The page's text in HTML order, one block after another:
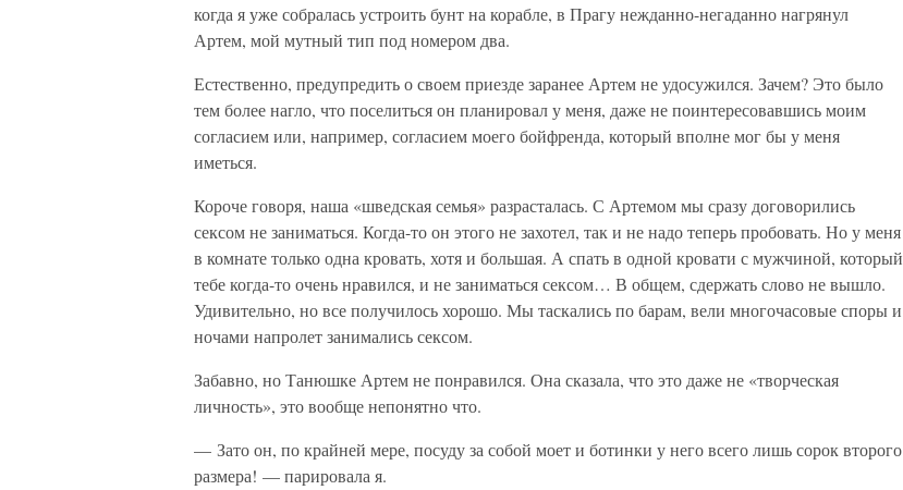
когда я уже собралась устроить бунт на корабле, в Прагу нежданно-негаданно нагрянул
Артем, мой мутный тип под номером два.
Естественно, предупредить о своем приезде заранее Артем не удосужился. Зачем? Это было
тем более нагло, что поселиться он планировал у меня, даже не поинтересовавшись моим
согласием или, например, согласием моего бойфренда, который вполне мог бы у меня
иметься.
Короче говоря, наша «шведская семья» разрасталась. С Артемом мы сразу договорились
сексом не заниматься. Когда-то он этого не захотел, так и не надо теперь пробовать. Но у меня
в комнате только одна кровать, хотя и большая. А спать в одной кровати с мужчиной, который
тебе когда-то очень нравился, и не заниматься сексом… В общем, сдержать слово не вышло.
Удивительно, но все получилось хорошо. Мы таскались по барам, вели многочасовые споры и
ночами напролет занимались сексом.
Забавно, но Танюшке Артем не понравился. Она сказала, что это даже не «творческая
личность», это вообще непонятно что.
— Зато он, по крайней мере, посуду за собой моет и ботинки у него всего лишь сорок второго
размера! — парировала я.